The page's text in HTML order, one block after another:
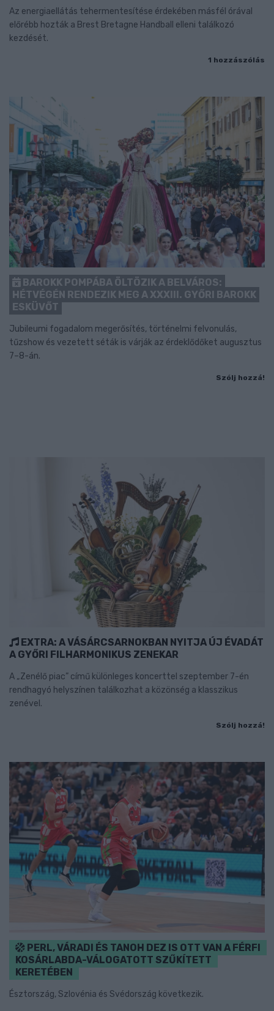
Az energiaellátás tehermentesítése érdekében másfél órával
előrébb hozták a Brest Bretagne Handball elleni találkozó
kezdését.
1 hozzászólás
BAROKK POMPÁBA ÖLTÖZIK A BELVÁROS:
HÉTVÉGÉN RENDEZIK MEG A XXXIII. GYŐRI BAROKK
ESKÜVŐT
Jubileumi fogadalom megerősítés, történelmi felvonulás,
tűzshow és vezetett séták is várják az érdeklődőket augusztus
7–8-án.
Szólj hozzá!
EXTRA: A VÁSÁRCSARNOKBAN NYITJA ÚJ ÉVADÁT
A GYŐRI FILHARMONIKUS ZENEKAR
A „Zenélő piac” című különleges koncerttel szeptember 7-én
rendhagyó helyszínen találkozhat a közönség a klasszikus
zenével.
Szólj hozzá!
PERL, VÁRADI ÉS TANOH DEZ IS OTT VAN A FÉRFI
KOSÁRLABDA-VÁLOGATOTT SZŰKÍTETT
KERETÉBEN
Észtország, Szlovénia és Svédország következik.